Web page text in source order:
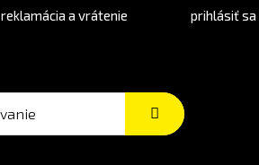
reklamácia a vrátenie prihlásiť sa